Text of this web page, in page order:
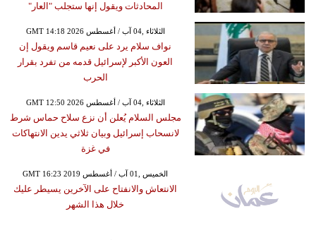
المحادثات ويقول إنها ستجلب "العار"
GMT 14:18 2026 الثلاثاء ,04 آب / أغسطس
نواف سلام يرد على نعيم قاسم ويقول إن
العون الأكبر لإسرائيل قدمه من تفرد بقرار
الحرب
GMT 12:50 2026 الثلاثاء ,04 آب / أغسطس
مجلس السلام يُعلن أن نزع سلاح حماس شرط
لانسحاب إسرائيل وبيان ثلاثي يدين الانتهاكات
في غزة
GMT 16:23 2019 الخميس ,01 آب / أغسطس
الانتعاش والانفتاح على الآخرين يسيطر عليك
خلال هذا الشهر